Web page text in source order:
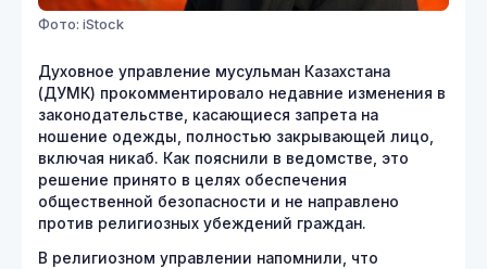
Фото: iStock
Духовное управление мусульман Казахстана
(ДУМК) прокомментировало недавние изменения в
законодательстве, касающиеся запрета на
ношение одежды, полностью закрывающей лицо,
включая никаб. Как пояснили в ведомстве, это
решение принято в целях обеспечения
общественной безопасности и не направлено
против религиозных убеждений граждан.
В религиозном управлении напомнили, что